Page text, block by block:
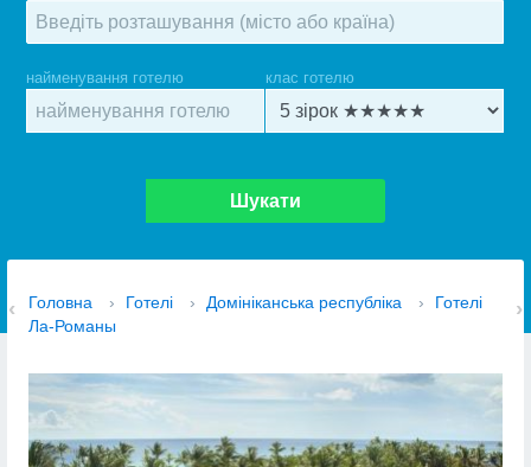
найменування готелю клас готелю
Шукати
Головна › Готелі › Домініканська республіка ›
Готелі
Ла-Романы